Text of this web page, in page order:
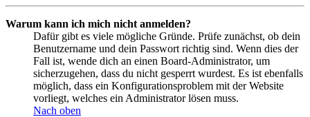
Warum kann ich mich nicht anmelden?
Dafür gibt es viele mögliche Gründe. Prüfe zunächst, ob dein
Benutzername und dein Passwort richtig sind. Wenn dies der
Fall ist, wende dich an einen Board-Administrator, um
sicherzugehen, dass du nicht gesperrt wurdest. Es ist ebenfalls
möglich, dass ein Konfigurationsproblem mit der Website
vorliegt, welches ein Administrator lösen muss.
Nach oben